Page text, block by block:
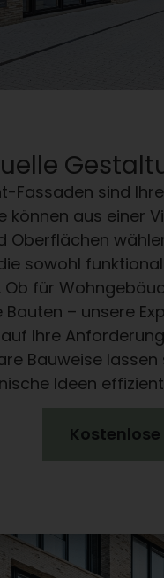
Fassaden sind
können aus einer
Oberflächen
sowohl
Ob für
– unsere
Ihre
Bauweise
Ideen